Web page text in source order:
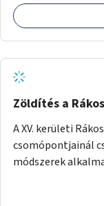
Zöldítés a
A XV. kerületi
csomópontjainál
módszerek